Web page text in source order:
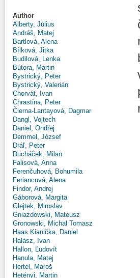
Author
Alberty, Július
Andráš, Matej
Bartlová, Alena
Bílková, Jitka
Budilová, Lenka
Bútora, Martin
Bystrický, Peter
Bystrický, Valerián
Chorvát, Ivan
Chrastina, Peter
Čierna-Lantayová, Dagmar
Dangl, Vojtech
Daniel, Ondřej
Demmel, József
Dráľ, Peter
Ducháček, Milan
Falisová, Anna
Ferenčuhová, Bohumila
Feriancová, Alena
Findor, Andrej
Gáborová, Margita
Glejtek, Miroslav
Gniazdowski, Mateusz
Gronowski, Michał Tomasz
Haas Kianička, Daniel
Halász, Ivan
Hallon, Ľudovít
Hanula, Matej
Hertel, Maroš
Hetényi, Martin